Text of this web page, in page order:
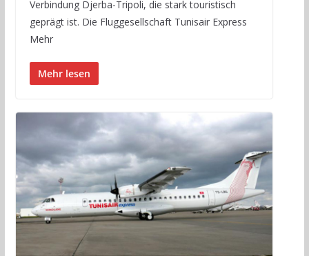
Verbindung Djerba-Tripoli, die stark touristisch
geprägt ist. Die Fluggesellschaft Tunisair Express
Mehr
Mehr lesen